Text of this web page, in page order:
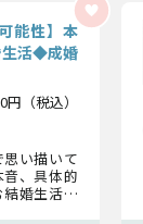
能性】本
生活◆成婚
（税込）
い描いて
、具体的
婚生活の